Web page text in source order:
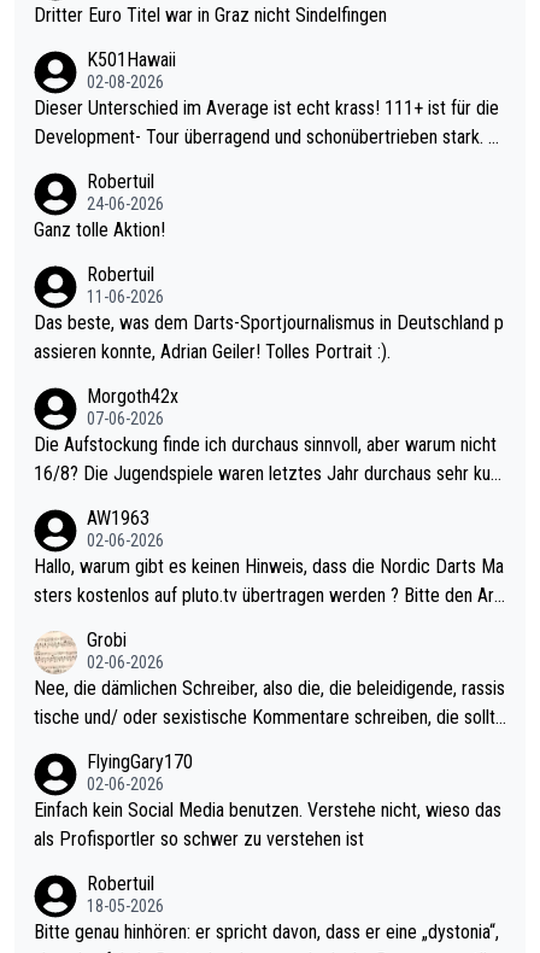
Dritter Euro Titel war in Graz nicht Sindelfingen
K501Hawaii
02-08-2026
Dieser Unterschied im Average ist echt krass! 111+ ist für die
Development- Tour überragend und schonübertrieben stark. U
mal 40+ erst recht. Da gewinnst keinen Blumentopf - ist ja noc
h krasser wie ein Pokalspiel eines Kreisligisten vs einem Bund
Robertuil
24-06-2026
Ganz tolle Aktion!
Robertuil
11-06-2026
Das beste, was dem Darts-Sportjournalismus in Deutschland p
assieren konnte, Adrian Geiler! Tolles Portrait :).
Morgoth42x
07-06-2026
Die Aufstockung finde ich durchaus sinnvoll, aber warum nicht
16/8? Die Jugendspiele waren letztes Jahr durchaus sehr kurz
Allerdings ist Mitchell Lawrie als Nummer 1 der Welt eh qualifi
ziert. Somit ändert die automatische Qualifikation des Weltmei
sters erstmal nichts. Ich denke sie wollen damit für nächstes J
ohl wenig WDF Turniere spielen. Dies war bei Archie Self letzt
es Jahr der Fall. Er musste als amtierender Weltmeister durch
den Qualifier und ich glaube kaum, dass Mitchel sich das (in Ve
gas) antun würde, wenn er doch eigentlich die PDC-WM als Zi
el hat.
AW1963
02-06-2026
Hallo, warum gibt es keinen Hinweis, dass die Nordic Darts Ma
sters kostenlos auf pluto.tv übertragen werden ? Bitte den Arti
Grobi
02-06-2026
Nee, die dämlichen Schreiber, also die, die beleidigende, rassis
tische und/ oder sexistische Kommentare schreiben, die sollte
s Leben in den Griff kriegen. Nur eins wundert mich: Luke Little
r war doch neulich erst derjenige, der über Social Media GvV p
rovoziert hat. Und Littlers Mutter schießt öfters mal gegen Ric
FlyingGary170
02-06-2026
Einfach kein Social Media benutzen. Verstehe nicht, wieso das
als Profisportler so schwer zu verstehen ist
Robertuil
18-05-2026
Bitte genau hinhören: er spricht davon, dass er eine „dystonia“,